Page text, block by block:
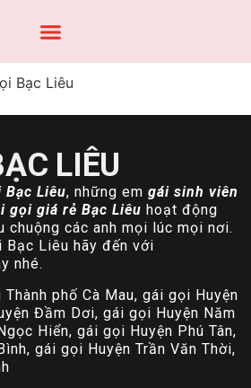
Bạc Liêu
LIÊU
Bạc Liêu, những emgái sinh viên
gọi giá rẻ Bạc Liêu hoạt động
chuộng các anh mọi lúc mọi nơi.
Liêu hãy đến với
nhé.
phố Cà Mau, gái gọi Huyện
Đầm Dơi, gái gọi Huyện Năm
Hiển, gái gọi Huyện Phú Tân,
gái gọi Huyện Trần Văn Thời,